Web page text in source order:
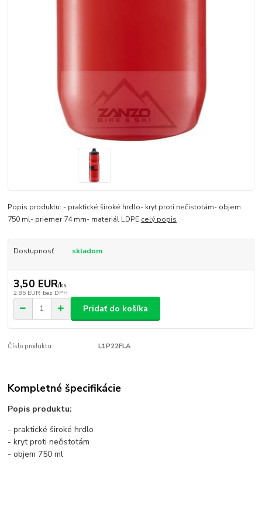
Popis produktu: - praktické široké hrdlo- kryt proti nečistotám- objem
750 ml- priemer 74 mm- materiál LDPE celý popis
Dostupnosť skladom
3,50 EUR/ks
2,85 EUR bez DPH
Pridať do košíka
Číslo produktu: L1P22FLA
Kompletné špecifikácie
Popis produktu:
- praktické široké hrdlo
- kryt proti nečistotám
- objem 750 ml